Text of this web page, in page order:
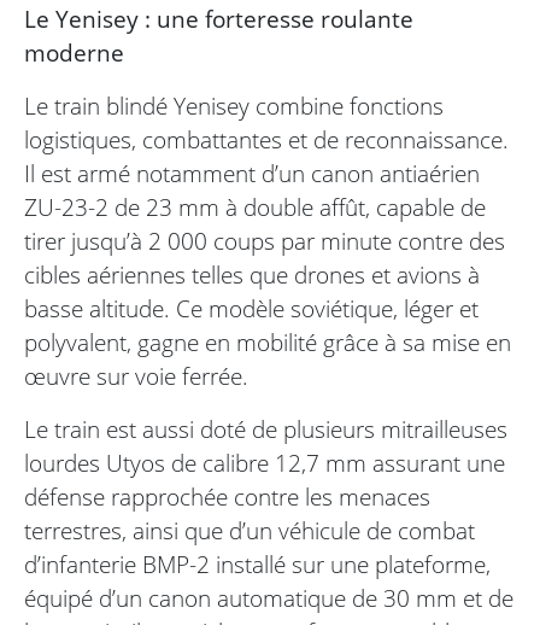
Le Yenisey : une forteresse roulante
moderne
Le train blindé Yenisey combine fonctions
logistiques, combattantes et de reconnaissance.
Il est armé notamment d’un canon antiaérien
ZU-23-2 de 23 mm à double affût, capable de
tirer jusqu’à 2 000 coups par minute contre des
cibles aériennes telles que drones et avions à
basse altitude. Ce modèle soviétique, léger et
polyvalent, gagne en mobilité grâce à sa mise en
œuvre sur voie ferrée.
Le train est aussi doté de plusieurs mitrailleuses
lourdes Utyos de calibre 12,7 mm assurant une
défense rapprochée contre les menaces
terrestres, ainsi que d’un véhicule de combat
d’infanterie BMP-2 installé sur une plateforme,
équipé d’un canon automatique de 30 mm et de